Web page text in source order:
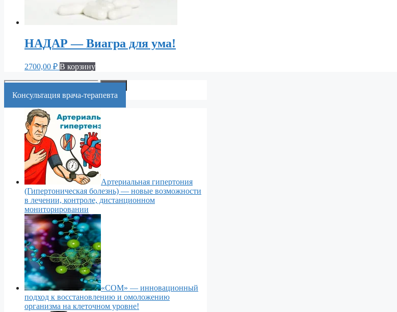
НАДАР — Виагра для ума!
2700,00 ₽ В корзину
Искать:
Консультация врача-терапевта
Артериальная гипертония
(Гипертоническая болезнь) — новые возможности
в лечении, контроле, дистанционном
мониторировании
«СОМ» — инновационный
подход к восстановлению и омоложению
организма на клеточном уровне!